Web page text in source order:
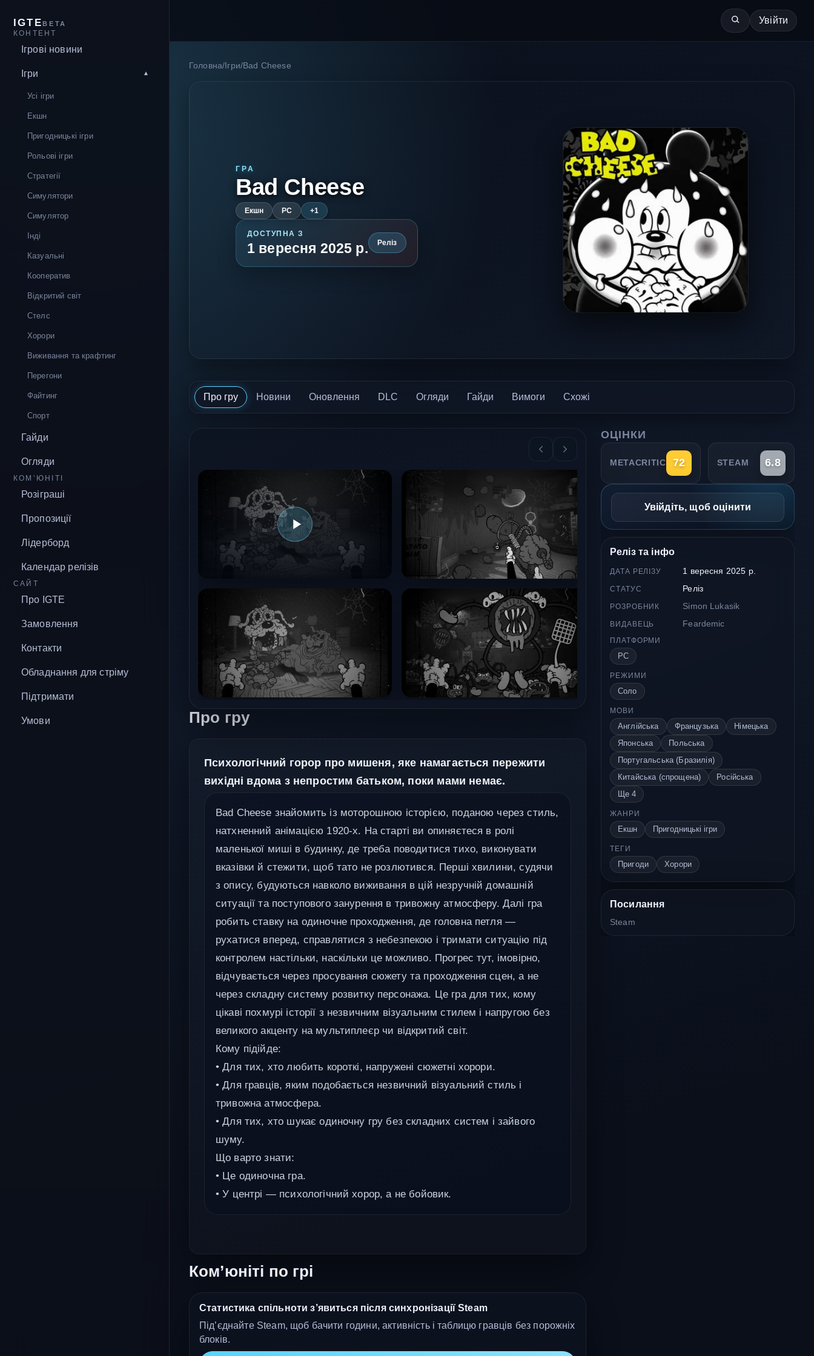
IGTEBETA
КОНТЕНТ
Ігрові новини
Ігри
Усі ігри
Екшн
Пригодницькі ігри
Рольові ігри
Стратегії
Симулятори
Симулятор
Інді
Казуальні
Кооператив
Відкритий світ
Стелс
Хорори
Виживання та крафтинг
Перегони
Файтинг
Спорт
Гайди
Огляди
КОМ’ЮНІТІ
Розіграші
Пропозиції
Лідерборд
Календар релізів
САЙТ
Про IGTE
Замовлення
Контакти
Обладнання для стріму
Підтримати
Умови
Увійти
Головна/ Ігри/Bad Cheese
ГРА
Bad Cheese
Екшн PC +1
ДОСТУПНА З
1 вересня 2025 р. Реліз
Про гру Новини Оновлення DLC Огляди Гайди Вимоги Схожі
Про гру
Психологічний горор про мишеня, яке намагається пережити
вихідні вдома з непростим батьком, поки мами немає.
Bad Cheese знайомить із моторошною історією, поданою через стиль,
натхненний анімацією 1920-х. На старті ви опиняєтеся в ролі
маленької миші в будинку, де треба поводитися тихо, виконувати
вказівки й стежити, щоб тато не розлютився. Перші хвилини, судячи
з опису, будуються навколо виживання в цій незручній домашній
ситуації та поступового занурення в тривожну атмосферу. Далі гра
робить ставку на одиночне проходження, де головна петля —
рухатися вперед, справлятися з небезпекою і тримати ситуацію під
контролем настільки, наскільки це можливо. Прогрес тут, імовірно,
відчувається через просування сюжету та проходження сцен, а не
через складну систему розвитку персонажа. Це гра для тих, кому
цікаві похмурі історії з незвичним візуальним стилем і напругою без
великого акценту на мультиплеєр чи відкритий світ.
Кому підійде:
• Для тих, хто любить короткі, напружені сюжетні хорори.
• Для гравців, яким подобається незвичний візуальний стиль і
тривожна атмосфера.
• Для тих, хто шукає одиночну гру без складних систем і зайвого
шуму.
Що варто знати:
• Це одиночна гра.
• У центрі — психологічний хорор, а не бойовик.
Ком’юніті по грі
Статистика спільноти з’явиться після синхронізації Steam
Під’єднайте Steam, щоб бачити години, активність і таблицю гравців без порожніх
блоків.
ОЦІНКИ
METACRITIC 72 STEAM 6.8
Увійдіть, щоб оцінити
Реліз та інфо
ДАТА РЕЛІЗУ 1 вересня 2025 р.
СТАТУС Реліз
РОЗРОБНИК Simon Lukasik
ВИДАВЕЦЬ Feardemic
ПЛАТФОРМИ
PC
РЕЖИМИ
Соло
МОВИ
Англійська Французька
Німецька
Японська
Польська
Португальська (Бразилія)
Китайська (спрощена)
Російська
Ще 4
ЖАНРИ
Екшн Пригодницькі ігри
ТЕГИ
Пригоди Хорори
Посилання
Steam